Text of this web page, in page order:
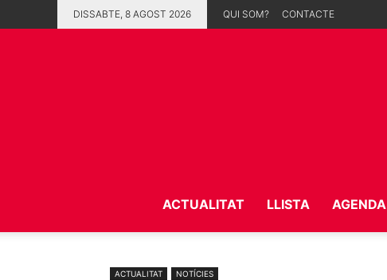
DISSABTE, 8 AGOST 2026 QUI SOM? CONTACTE
ACTUALITAT LLISTA AGENDA
ACTUALITAT NOTÍCIES